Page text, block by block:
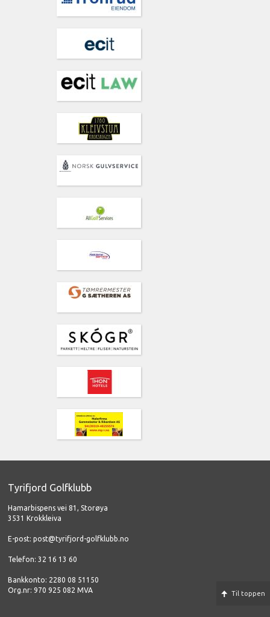
Tyrifjord Golfklubb
Hamarbispens vei 81, Storøya
3531 Krokkleiva
E-post:post@tyrifjord-golfklubb.no
Telefon: 32 16 13 60
Bankkonto: 2280 08 51150
Org.nr: 970 925 082 MVA
Til toppen